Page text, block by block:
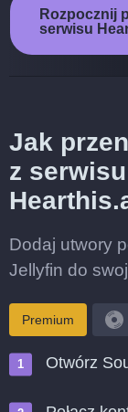
Rozpocznij
serwisu
Jak
z
Dodaj utwory
Jellyfin do
Premium
Otwórz